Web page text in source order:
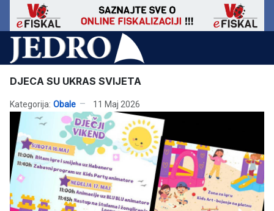
DJECA SU UKRAS SVIJETA
Kategorija: Obale 11 Maj 2026